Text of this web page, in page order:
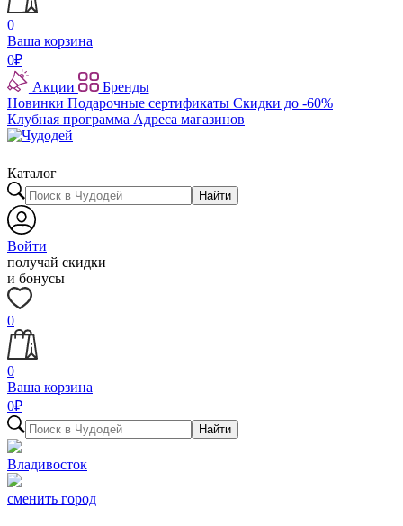
0
Ваша корзина
0₽
Акции
Бренды
Новинки Подарочные сертификаты Скидки до -60%
Клубная программа Адреса магазинов
Каталог
Найти
Войти
получай скидки
и бонусы
0
0
Ваша корзина
0₽
Найти
Владивосток
сменить город